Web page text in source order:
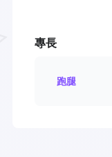
專長
跑腿